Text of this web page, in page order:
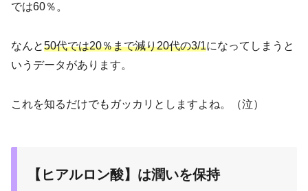
では60％。
なんと50代では20％まで減り20代の3/1になってしまうと
いうデータがあります。
これを知るだけでもガッカリとしますよね。（泣）
【ヒアルロン酸】は潤いを保持